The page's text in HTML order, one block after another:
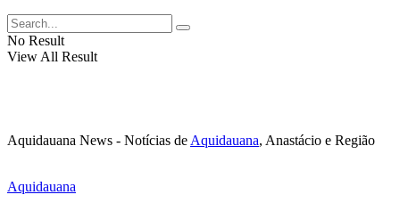
No Result
View All Result
Aquidauana News - Notícias de Aquidauana, Anastácio e Região
Aquidauana